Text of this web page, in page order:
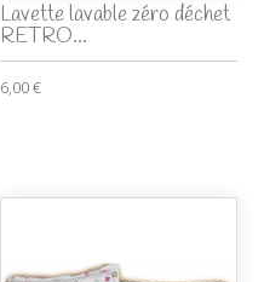
Lavette lavable zéro déchet
RETRO...
6,00 €